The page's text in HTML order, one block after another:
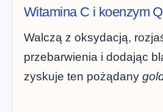
Witamina C i koenzym
Walczą z oksydacją,
przebarwienia i dodając
zyskuje ten pożądany